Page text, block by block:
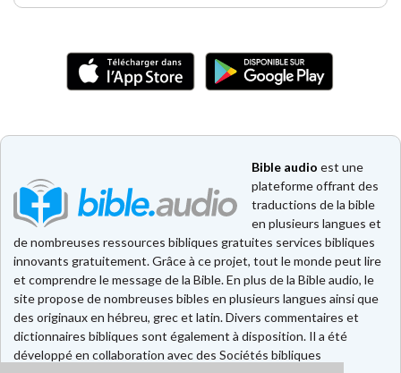
Bible audio est une
plateforme offrant des
traductions de la bible
en plusieurs langues et
de nombreuses ressources bibliques gratuites services bibliques
innovants gratuitement. Grâce à ce projet, tout le monde peut lire
et comprendre le message de la Bible. En plus de la Bible audio, le
site propose de nombreuses bibles en plusieurs langues ainsi que
des originaux en hébreu, grec et latin. Divers commentaires et
dictionnaires bibliques sont également à disposition. Il a été
développé en collaboration avec des Sociétés bibliques